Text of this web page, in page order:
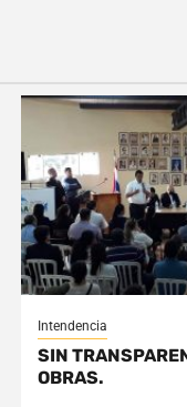
Intendencia
SIN
OBRAS.